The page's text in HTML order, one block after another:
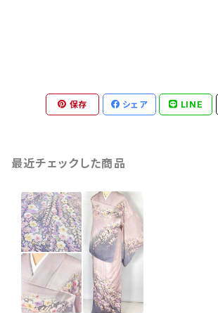
保存 シェア LINE
最近チェックした商品